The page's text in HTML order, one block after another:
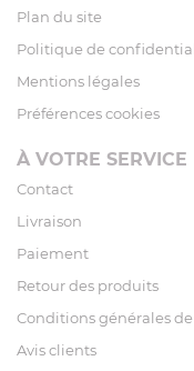
Plan du site
Politique de
Mentions légales
Préférences cookies
À VOTRE SERVICE
Contact
Livraison
Paiement
Retour des produits
Conditions générales
Avis clients